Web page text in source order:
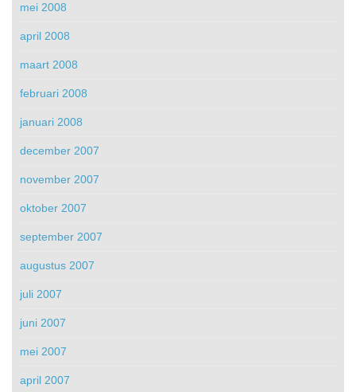
mei 2008
april 2008
maart 2008
februari 2008
januari 2008
december 2007
november 2007
oktober 2007
september 2007
augustus 2007
juli 2007
juni 2007
mei 2007
april 2007